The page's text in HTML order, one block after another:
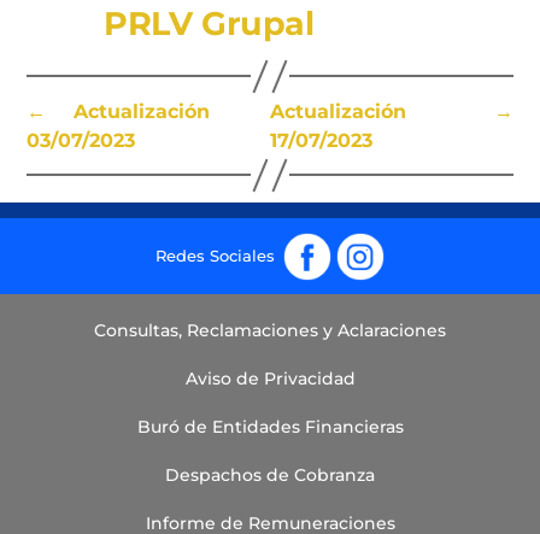
PRLV Grupal
←
Actualización
03/07/2023
→
Actualización
17/07/2023
Fb Ig
Consultas, Reclamaciones y Aclaraciones
Aviso de Privacidad
Buró de Entidades Financieras
Despachos de Cobranza
Informe de Remuneraciones